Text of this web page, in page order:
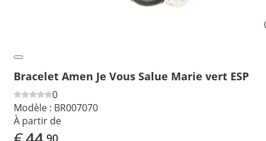
Bracelet Amen Je Vous Salue Marie vert ESP
0
Modèle : BR007070
À partir de